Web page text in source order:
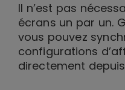
Il n’est pas
écrans un par un.
vous pouvez
configurations
directement